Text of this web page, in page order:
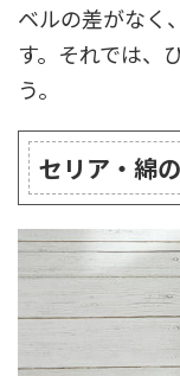
ベルの差がなく
す。それでは、
う。
セリア・綿